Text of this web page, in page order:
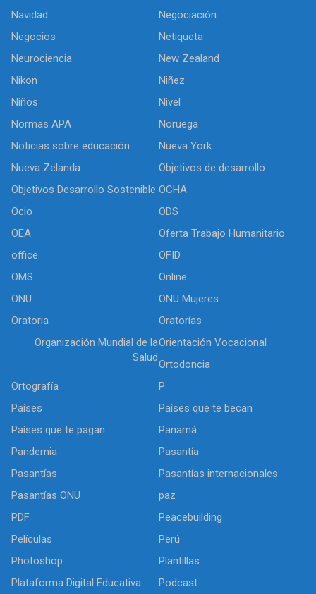
Navidad
Negociación
Negocios
Netiqueta
Neurociencia
New Zealand
Nikon
Niñez
Niños
Nivel
Normas APA
Noruega
Noticias sobre educación
Nueva York
Nueva Zelanda
Objetivos de desarrollo
Objetivos Desarrollo Sostenible OCHA
Ocio
ODS
OEA
Oferta Trabajo Humanitario
office
OFID
OMS
Online
ONU
ONU Mujeres
Oratoria
Oratorías
Organización Mundial de la
Salud
Orientación Vocacional
Ortodoncia
Ortografía
P
Países
Países que te becan
Países que te pagan
Panamá
Pandemia
Pasantía
Pasantías
Pasantías internacionales
Pasantías ONU
paz
PDF
Peacebuilding
Películas
Perú
Photoshop
Plantillas
Plataforma Digital Educativa
Podcast